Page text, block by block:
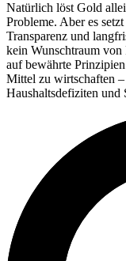
Natürlich löst Gold
Probleme. Aber es
Transparenz und
kein Wunschtraum
auf bewährte
Mittel zu wirtschaften
Haushaltsdefiziten und